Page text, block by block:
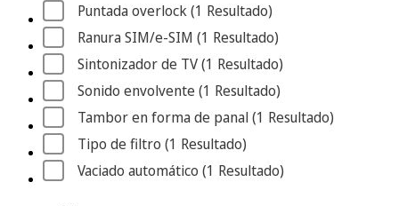
Puntada overlock (1 Resultado)
Ranura SIM/e-SIM (1 Resultado)
Sintonizador de TV (1 Resultado)
Sonido envolvente (1 Resultado)
Tambor en forma de panal (1 Resultado)
Tipo de filtro (1 Resultado)
Vaciado automático (1 Resultado)